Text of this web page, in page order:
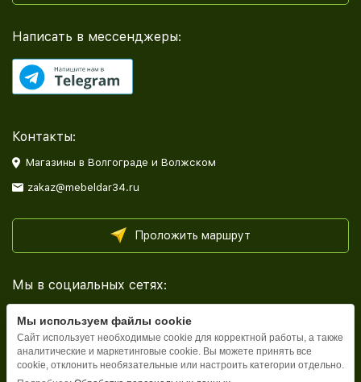
Написать в мессенджеры:
Контакты:
Магазины в Волгограде и Волжском
zakaz@mebeldar34.ru
Проложить маршрут
Мы в социальных сетях:
Каталог
Мы используем файлы cookie
Сайт использует необходимые cookie для корректной работы, а также
аналитические и маркетинговые cookie. Вы можете принять все
cookie, отклонить необязательные или настроить категории отдельно.